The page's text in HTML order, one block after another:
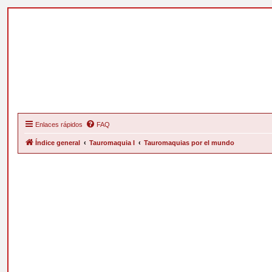
Enlaces rápidos FAQ
Índice general Tauromaquia I Tauromaquias por el mundo